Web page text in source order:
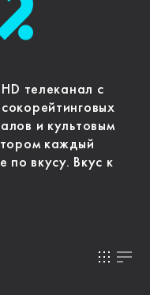
телеканал с
и культовым
каждый
по вкусу. Вкус к